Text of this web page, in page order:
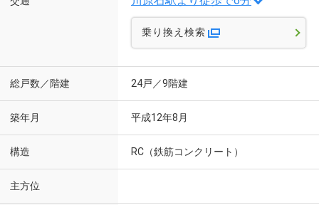
乗り換え検索
総戸数／階建 24戸／9階建
築年月 平成12年8月
構造 RC（鉄筋コンクリート）
主方位